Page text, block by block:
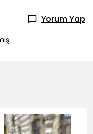
Yorum Yap